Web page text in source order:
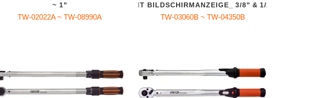
~ 1"
TW-02022A ~ TW-08990A
MIT BILDSCHIRMANZEIGE_ 3/8" & 1/2"
TW-03060B ~ TW-04350B